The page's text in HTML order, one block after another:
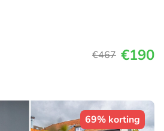
€467 €190
69% korting